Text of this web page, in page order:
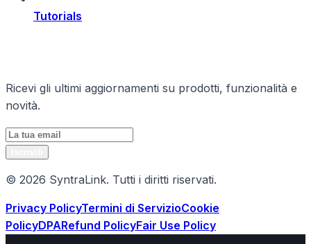
Tutorials
Ricevi gli ultimi aggiornamenti su prodotti, funzionalità e
novità.
© 2026 SyntraLink. Tutti i diritti riservati.
Privacy PolicyTermini di ServizioCookie
PolicyDPARefund PolicyFair Use Policy